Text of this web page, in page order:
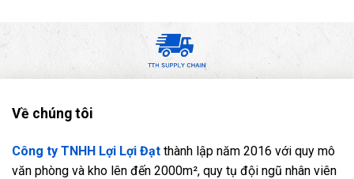
Về chúng tôi
Công ty TNHH Lợi Lợi Đạt thành lập năm 2016 với quy mô
văn phòng và kho lên đến 2000m², quy tụ đội ngũ nhân viên